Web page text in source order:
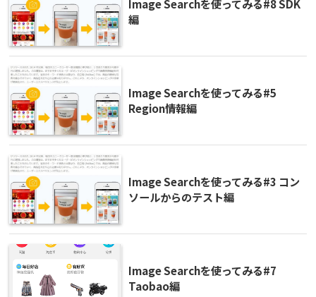
Image Searchを使ってみる#8 SDK
編
Image Searchを使ってみる#5
Region情報編
Image Searchを使ってみる#3 コン
ソールからのテスト編
Image Searchを使ってみる#7
Taobao編